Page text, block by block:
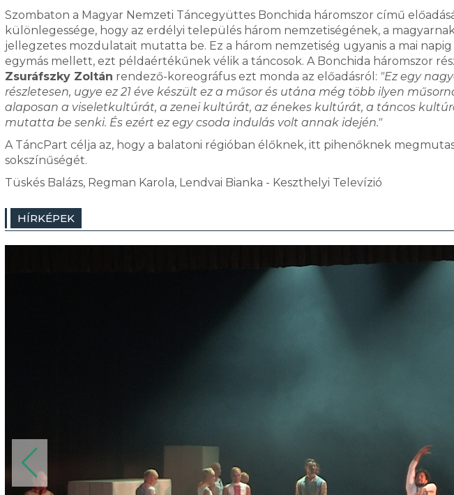
Szombaton a Magyar Nemzeti Táncegyüttes Bonchida háromszor című
különlegessége, hogy az erdélyi település három nemzetiségének, a
jellegzetes mozdulatait mutatta be. Ez a három nemzetiség ugyanis a mai
egymás mellett, ezt példaértékűnek vélik a táncosok. A Bonchida háromszor
Zsuráfszky Zoltán rendező-koreográfus ezt monda az előadásról: "Ez egy
részletesen, ugye ez 21 éve készült ez a műsor és utána még több ilyen
alaposan a viseletkultúrát, a zenei kultúrát, az énekes kultúrát, a táncos
mutatta be senki. És ezért ez egy csoda indulás volt annak idején."
A TáncPart célja az, hogy a balatoni régióban élőknek, itt pihenőknek
sokszínűségét.
Tüskés Balázs, Regman Karola, Lendvai Bianka - Keszthelyi Televízió
HÍRKÉPEK